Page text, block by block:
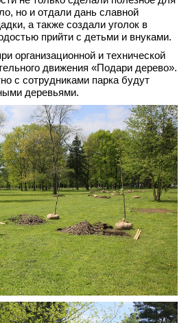
но и отдали дань славной
а также создали уголок в
прийти с детьми и внуками.
организационной и технической
движения «Подари дерево».
с сотрудниками парка будут
деревьями.